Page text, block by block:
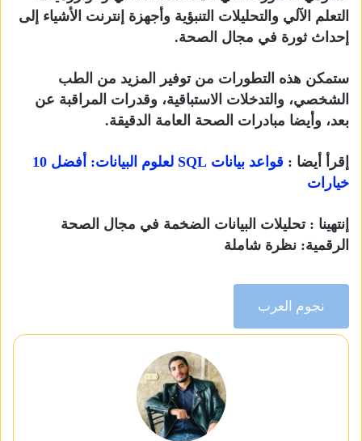
التعلم الآلي والتحليلات التنبؤية وأجهزة إنترنت الأشياء إلى
إحداث ثورة في مجال الصحة.
ستمكن هذه التطورات من توفير المزيد من الطب
الشخصي، والتدخلات الاستباقية، وقدرات المراقبة عن
بعد، وأيضا مبادرات الصحة العامة الدقيقة.
إقرأ أيضا :
قواعد بيانات SQL لعلوم البيانات: أفضل 10
خيارات
إنتهينا : تحليلات البيانات الضخمة في مجال الصحة
الرقمية: نظرة شاملة
نجوم العرب